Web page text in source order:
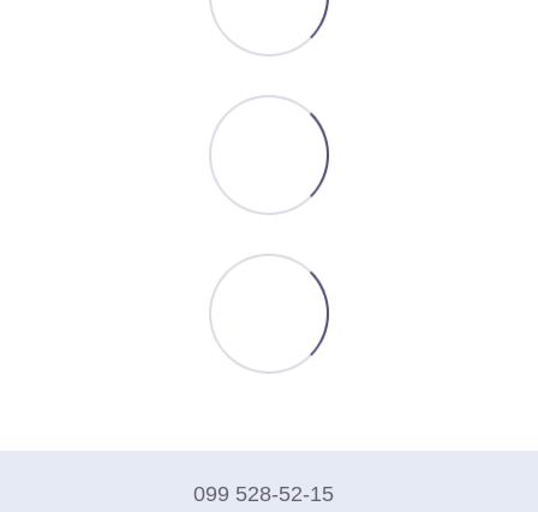
099 528-52-15